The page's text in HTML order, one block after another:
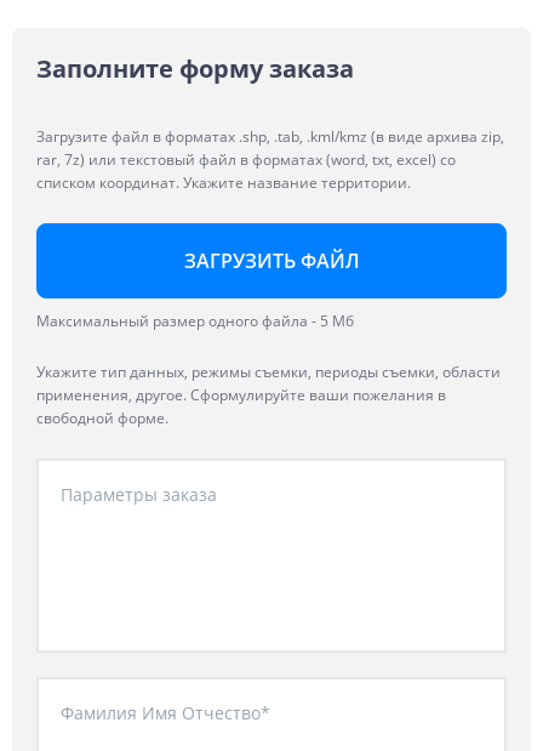
Заполните форму заказа
Загрузите файл в форматах .shp, .tab, .kml/kmz (в виде архива zip,
rar, 7z) или текстовый файл в форматах (word, txt, excel) со
списком координат. Укажите название территории.
ЗАГРУЗИТЬ ФАЙЛ
Максимальный размер одного файла - 5 Мб
Укажите тип данных, режимы съемки, периоды съемки, области
применения, другое. Сформулируйте ваши пожелания в
свободной форме.
Параметры заказа
Фамилия Имя Отчество*